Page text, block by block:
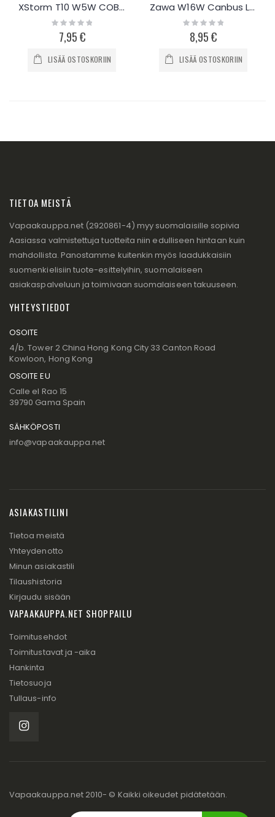
XStorm T10 W5W COB LED-polttimo, 10kpl
Rating:
0%7,95 €
LISÄÄ OSTOSKORIIN
Zawa W16W Canbus LED-polttimo, 2kpl
Rating:
0%8,95 €
LISÄÄ OSTOSKORIIN
TIETOA MEISTÄ
Vapaakauppa.net (2920861-4) myy suomalaisille sopivia
Aasiassa valmistettuja tuotteita niin edulliseen hintaan kuin
mahdollista. Panostamme kuitenkin myös laadukkaisiin
suomenkielisiin tuote-esittelyihin, suomalaiseen
asiakaspalveluun ja toimivaan suomalaiseen takuuseen.
YHTEYSTIEDOT
OSOITE
4/b. Tower 2 China Hong Kong City 33 Canton Road
Kowloon, Hong Kong
OSOITE EU
Calle el Rao 15
39790 Gama Spain
SÄHKÖPOSTI
info@vapaakauppa.net
ASIAKASTILINI
Tietoa meistä
Yhteydenotto
Minun asiakastili
Tilaushistoria
Kirjaudu sisään
VAPAAKAUPPA.NET SHOPPAILU
Toimitusehdot
Toimitustavat ja -aika
Hankinta
Tietosuoja
Tullaus-info
Vapaakauppa.net 2010- © Kaikki oikeudet pidätetään.